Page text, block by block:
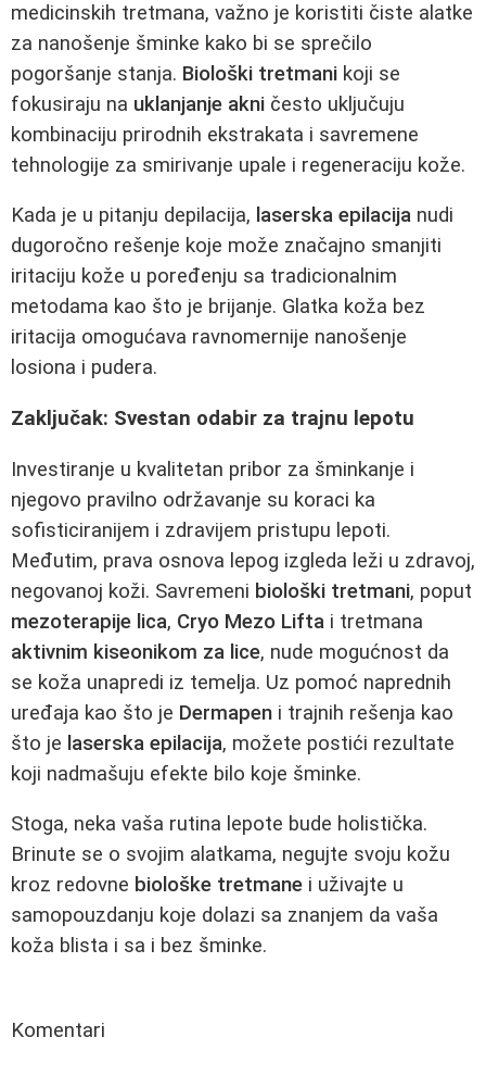
medicinskih tretmana, važno je koristiti čiste alatke
za nanošenje šminke kako bi se sprečilo
pogoršanje stanja. Biološki tretmani koji se
fokusiraju na uklanjanje akni često uključuju
kombinaciju prirodnih ekstrakata i savremene
tehnologije za smirivanje upale i regeneraciju kože.
Kada je u pitanju depilacija, laserska epilacija nudi
dugoročno rešenje koje može značajno smanjiti
iritaciju kože u poređenju sa tradicionalnim
metodama kao što je brijanje. Glatka koža bez
iritacija omogućava ravnomernije nanošenje
losiona i pudera.
Zaključak: Svestan odabir za trajnu lepotu
Investiranje u kvalitetan pribor za šminkanje i
njegovo pravilno održavanje su koraci ka
sofisticiranijem i zdravijem pristupu lepoti.
Međutim, prava osnova lepog izgleda leži u zdravoj,
negovanoj koži. Savremeni biološki tretmani, poput
mezoterapije lica, Cryo Mezo Lifta i tretmana
aktivnim kiseonikom za lice, nude mogućnost da
se koža unapredi iz temelja. Uz pomoć naprednih
uređaja kao što je Dermapen i trajnih rešenja kao
što je laserska epilacija, možete postići rezultate
koji nadmašuju efekte bilo koje šminke.
Stoga, neka vaša rutina lepote bude holistička.
Brinute se o svojim alatkama, negujte svoju kožu
kroz redovne biološke tretmane i uživajte u
samopouzdanju koje dolazi sa znanjem da vaša
koža blista i sa i bez šminke.
Komentari